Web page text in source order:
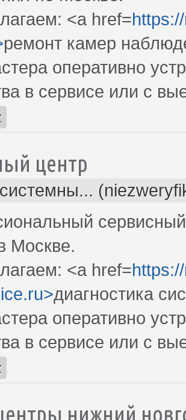
<a href=
ремонт камер
оперативно
в сервисе или с
центр
Москве.
<a href=
диагностика
оперативно
в сервисе или с
нижний